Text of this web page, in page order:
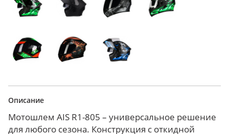
Описание
Мотошлем AIS R1-805 – универсальное решение
для любого сезона. Конструкция с откидной